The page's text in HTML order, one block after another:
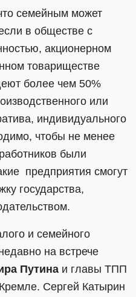
семейным может
в обществе с
акционерном
товариществе
более чем 50%
или
индивидуального
чтобы не менее
были
предприятия смогут
государства,
и семейного
на встрече
Путина и главы ТПП
Сергей Катырин